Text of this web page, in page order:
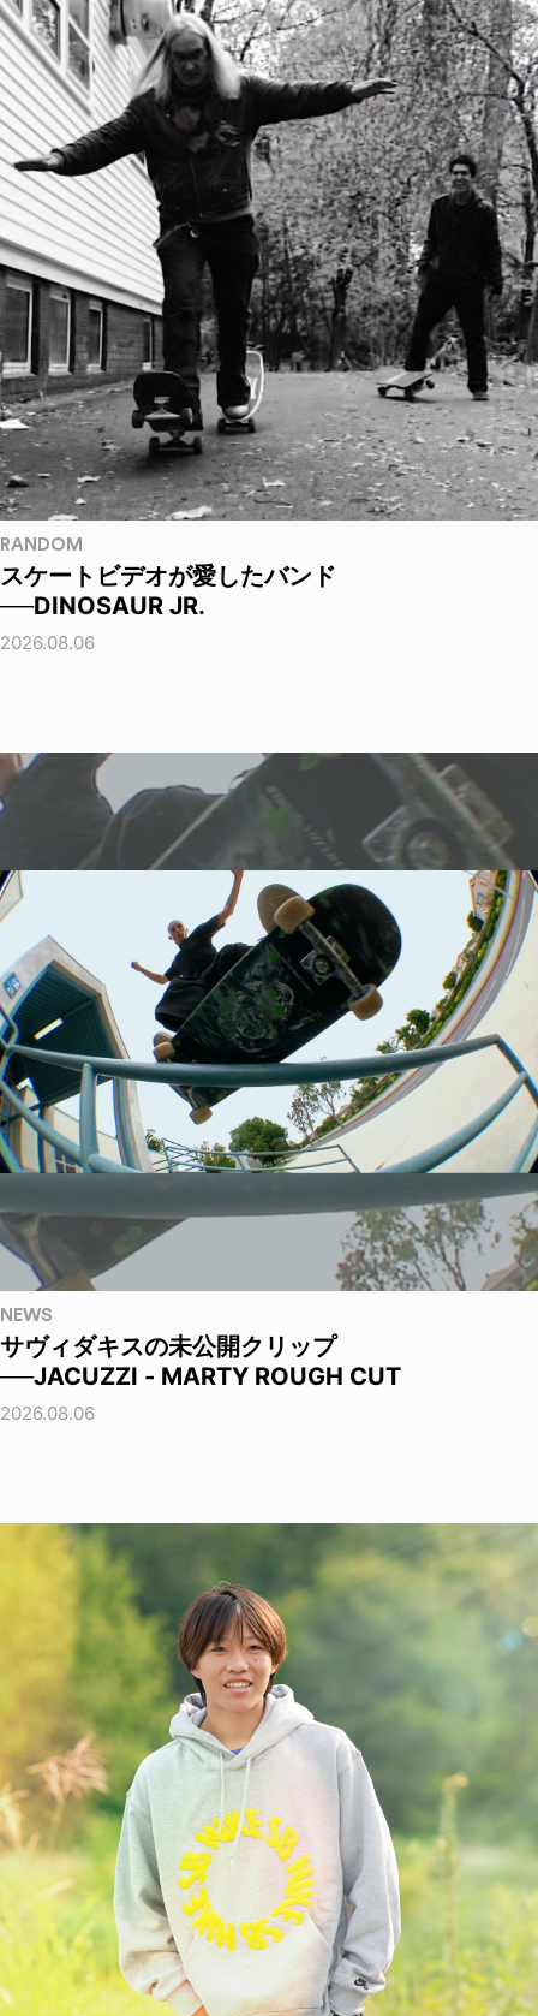
RANDOM
スケートビデオが愛したバンド
──DINOSAUR JR.
2026.08.06
NEWS
サヴィダキスの未公開クリップ
──JACUZZI - MARTY ROUGH CUT
2026.08.06